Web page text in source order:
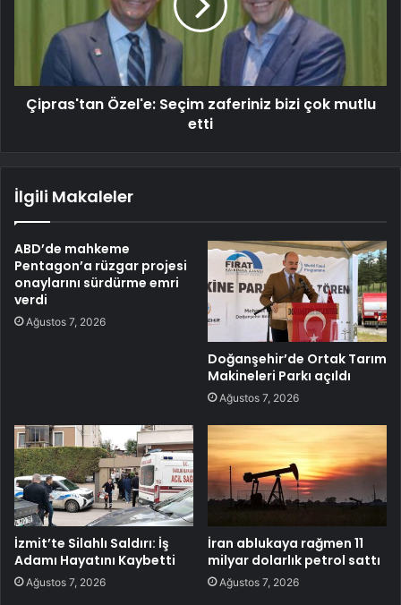
Çipras'tan Özel'e: Seçim zaferiniz bizi çok mutlu
etti
İlgili Makaleler
ABD’de mahkeme
Pentagon’a rüzgar projesi
onaylarını sürdürme emri
verdi
Ağustos 7, 2026
Doğanşehir’de Ortak Tarım
Makineleri Parkı açıldı
Ağustos 7, 2026
İzmit’te Silahlı Saldırı: İş
Adamı Hayatını Kaybetti
Ağustos 7, 2026
İran ablukaya rağmen 11
milyar dolarlık petrol sattı
Ağustos 7, 2026